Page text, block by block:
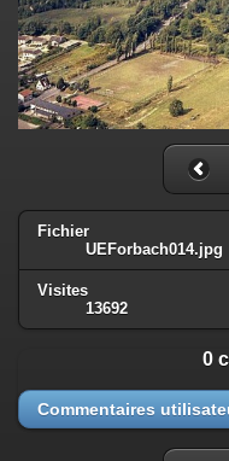
Fichier
UEForbach014.jpg
Visites
13692
0
Commentaires